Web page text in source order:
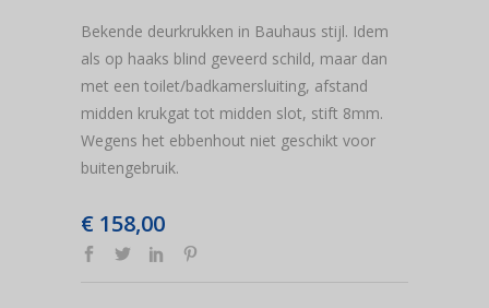
Bekende deurkrukken in Bauhaus stijl. Idem
als op haaks blind geveerd schild, maar dan
met een toilet/badkamersluiting, afstand
midden krukgat tot midden slot, stift 8mm.
Wegens het ebbenhout niet geschikt voor
buitengebruik.
€ 158,00